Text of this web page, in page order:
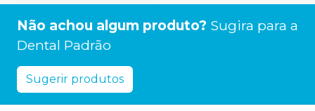
Não achou algum produto? Sugira para a
Dental Padrão
Sugerir produtos